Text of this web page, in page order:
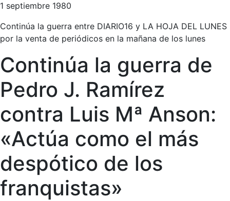
1 septiembre 1980
Continúa la guerra entre DIARIO16 y LA HOJA DEL LUNES
por la venta de periódicos en la mañana de los lunes
Continúa la guerra de
Pedro J. Ramírez
contra Luis Mª Anson:
«Actúa como el más
despótico de los
franquistas»